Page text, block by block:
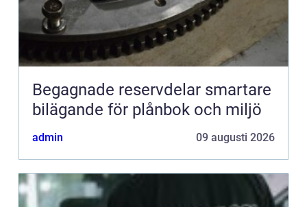
Begagnade reservdelar smartare
bilägande för plånbok och miljö
admin 09 augusti 2026